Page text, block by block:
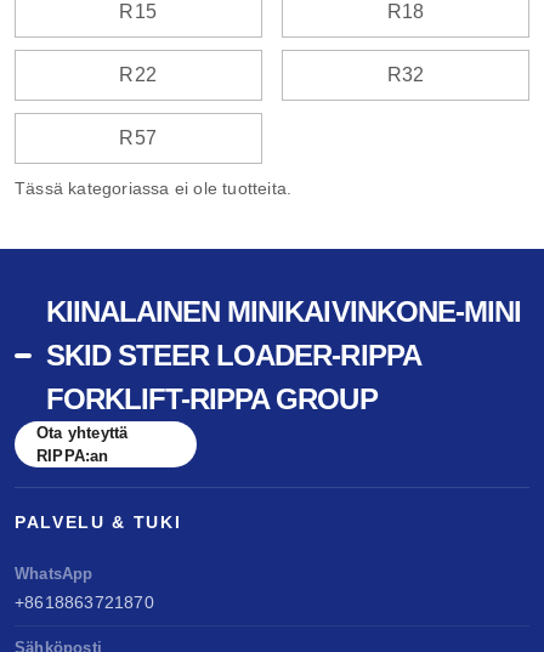
R15 R18
R22 R32
R57
Tässä kategoriassa ei ole tuotteita.
KIINALAINEN MINIKAIVINKONE-MINI
SKID STEER LOADER-RIPPA
FORKLIFT-RIPPA GROUP
Ota yhteyttä
RIPPA:an
PALVELU & TUKI
WhatsApp
+8618863721870
Sähköposti